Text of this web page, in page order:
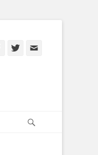
Facebook
Twitter